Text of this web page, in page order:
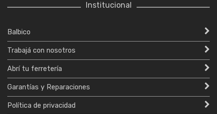
Institucional
Balbico
Trabajá con nosotros
Abrí tu ferretería
Garantías y Reparaciones
Política de privacidad